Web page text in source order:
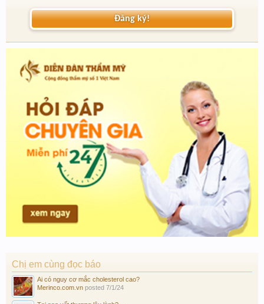
Đăng ký!
Chị em cùng đọc báo
Ai có nguy cơ mắc cholesterol cao?
Merinco.com.vn posted 7/1/24